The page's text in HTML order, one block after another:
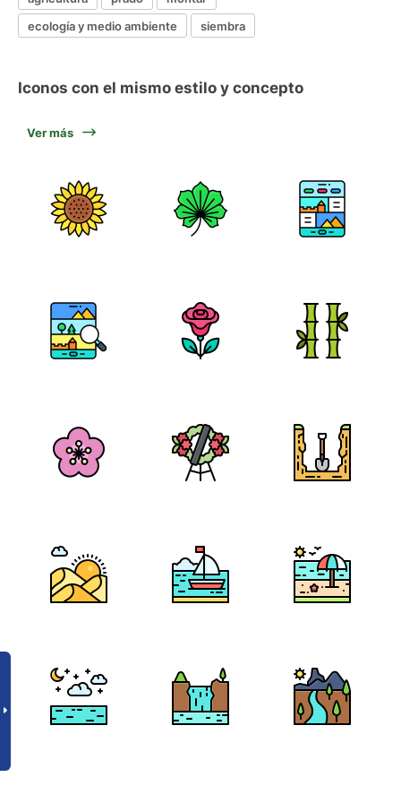
ecología y medio ambiente
siembra
Iconos con el mismo estilo y concepto
Ver más